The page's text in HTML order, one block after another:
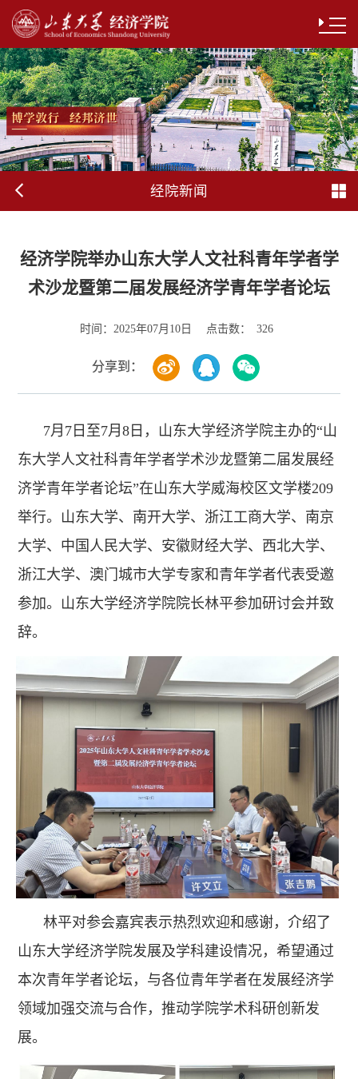
经院新闻
经济学院举办山东大学人文社科青年学者学
术沙龙暨第二届发展经济学青年学者论坛
时间： 2025年07月10日 点击数： 326
分享到：
7月7日至7月8日，山东大学经济学院主办的“山
东大学人文社科青年学者学术沙龙暨第二届发展经
济学青年学者论坛”在山东大学威海校区文学楼209
举行。山东大学、南开大学、浙江工商大学、南京
大学、中国人民大学、安徽财经大学、西北大学、
浙江大学、澳门城市大学专家和青年学者代表受邀
参加。山东大学经济学院院长林平参加研讨会并致
辞。
林平对参会嘉宾表示热烈欢迎和感谢，介绍了
山东大学经济学院发展及学科建设情况，希望通过
本次青年学者论坛，与各位青年学者在发展经济学
领域加强交流与合作，推动学院学术科研创新发
展。